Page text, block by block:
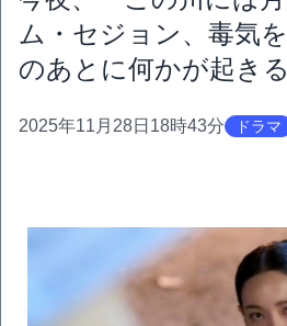
ム・セジョン、毒気
のあとに何かが起きる
2025年11月28日18時43分 ドラマ